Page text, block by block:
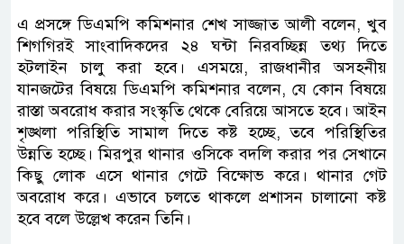
এ প্রসঙ্গে ডিএমপি কমিশনার শেখ সাজ্জাত আলী বলেন, খুব
শিগগিরই সাংবাদিকদের ২৪ ঘন্টা নিরবচ্ছিন্ন তথ্য দিতে
হটলাইন চালু করা হবে। এসময়ে, রাজধানীর অসহনীয়
যানজটের বিষয়ে ডিএমপি কমিশনার বলেন, যে কোন বিষয়ে
রাস্তা অবরোধ করার সংস্কৃতি থেকে বেরিয়ে আসতে হবে। আইন
শৃঙ্খলা পরিস্থিতি সামাল দিতে কষ্ট হচ্ছে, তবে পরিস্থিতির
উন্নতি হচ্ছে। মিরপুর থানার ওসিকে বদলি করার পর সেখানে
কিছু লোক এসে থানার গেটে বিক্ষোভ করে। থানার গেট
অবরোধ করে। এভাবে চলতে থাকলে প্রশাসন চালানো কষ্ট
হবে বলে উল্লেখ করেন তিনি।